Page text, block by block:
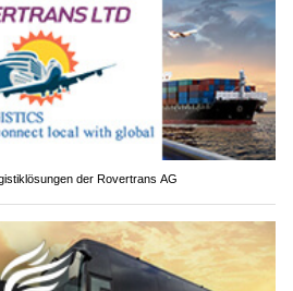
der Rovertrans AG